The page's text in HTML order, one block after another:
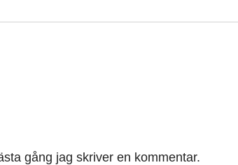
gång jag skriver en kommentar.